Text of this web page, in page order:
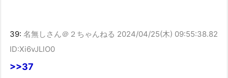
39: 名無しさん＠２ちゃんねる 2024/04/25(木) 09:55:38.82
ID:Xi6vJLlO0
>>37